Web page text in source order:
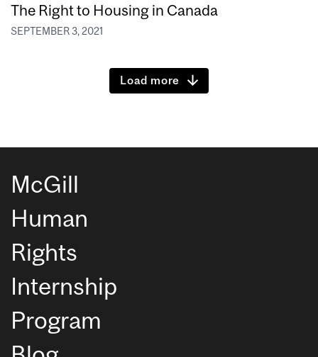
The Right to Housing in Canada
SEPTEMBER 3, 2021
Load more
McGill
Human
Rights
Internship
Program